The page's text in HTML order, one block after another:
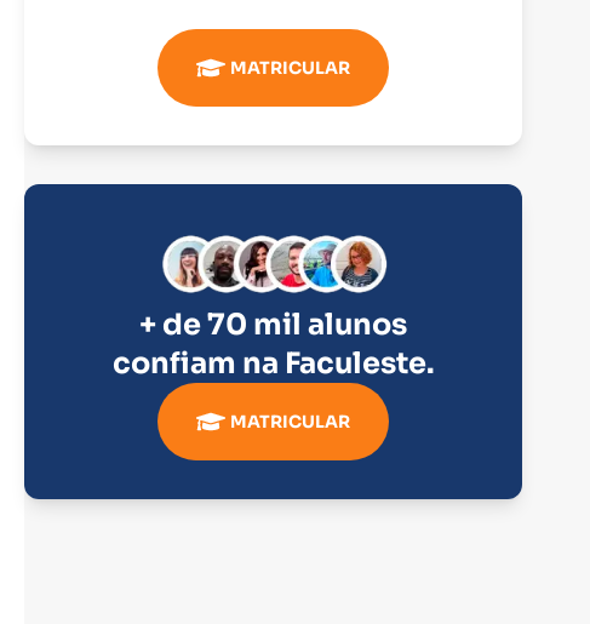
MATRICULAR
+ de 70 mil alunos
confiam na Faculeste.
MATRICULAR